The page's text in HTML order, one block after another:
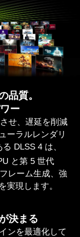
品質。
ー
せ、遅延を削減
ーラルレンダリ
DLSS 4 は、
と第 5 世代
レーム生成、強
実現します。
決まる
ンを最適化して